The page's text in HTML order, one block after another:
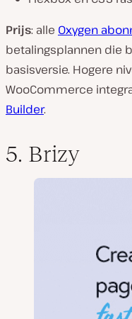
Prijs: alle Oxygen
betalingsplannen die
basisversie. Hogere
WooCommerce
Builder.
5. Brizy